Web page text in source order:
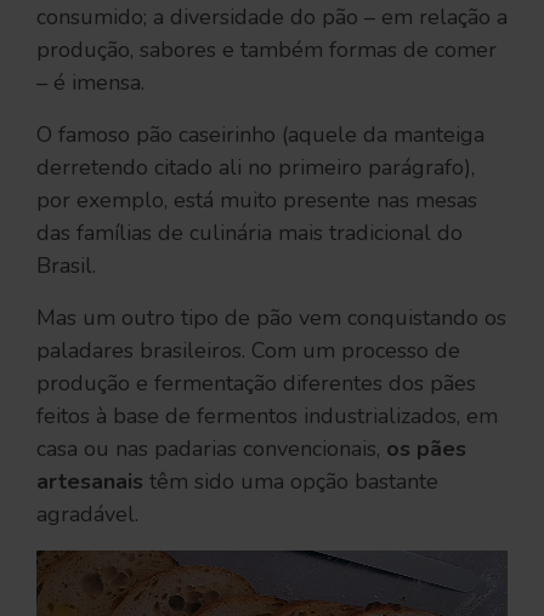
consumido; a diversidade do pão – em relação a
produção, sabores e também formas de comer
– é imensa.
O famoso pão caseirinho (aquele da manteiga
derretendo citado ali no primeiro parágrafo),
por exemplo, está muito presente nas mesas
das famílias de culinária mais tradicional do
Brasil.
Mas um outro tipo de pão vem conquistando os
paladares brasileiros. Com um processo de
produção e fermentação diferentes dos pães
feitos à base de fermentos industrializados, em
casa ou nas padarias convencionais, os pães
artesanais têm sido uma opção bastante
agradável.